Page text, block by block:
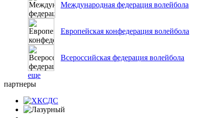
Международная федерация волейбола
Европейская конфедерация волейбола
Всероссийская федерация волейбола
еще
партнеры